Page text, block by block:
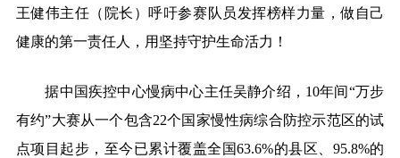
王健伟主任（院长）呼吁参赛队员发挥榜样力量，做自己
健康的第一责任人，用坚持守护生命活力！
据中国疾控中心慢病中心主任吴静介绍， 10年间“万步
有约”大赛从一个包含22个国家慢性病综合防控示范区的试
点项目起步，至今已累计覆盖全国63.6%的县区、95.8%的